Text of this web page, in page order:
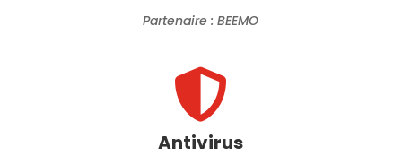
Partenaire : BEEMO

Antivirus